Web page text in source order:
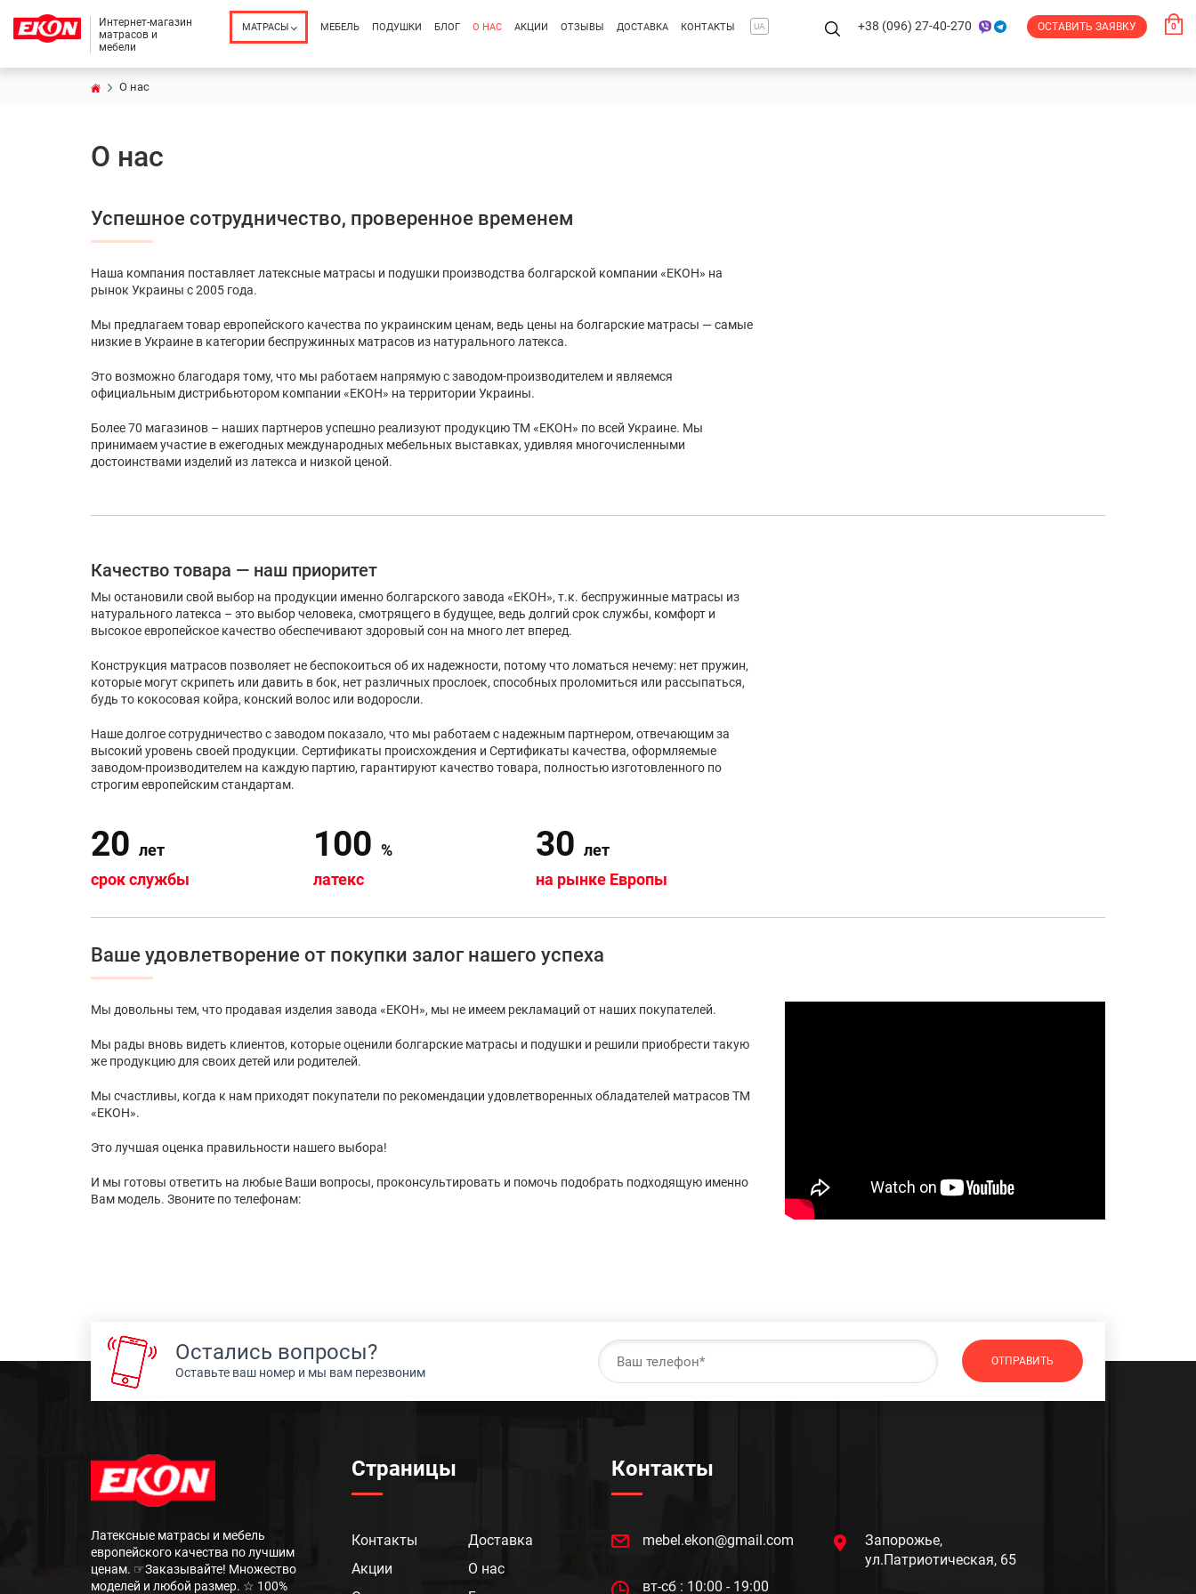
Интернет-магазин
матрасов и
мебели
МАТРАСЫ МЕБЕЛЬ ПОДУШКИ БЛОГ О НАС АКЦИИ ОТЗЫВЫ ДОСТАВКА КОНТАКТЫ UA +38 (096) 27-40-270 ОСТАВИТЬ ЗАЯВКУ 0
О нас
О нас
Успешное сотрудничество, проверенное временем
Наша компания поставляет латексные матрасы и подушки производства болгарской компании «ЕКОН» на
рынок Украины с 2005 года.
Мы предлагаем товар европейского качества по украинским ценам, ведь цены на болгарские матрасы — самые
низкие в Украине в категории беспружинных матрасов из натурального латекса.
Это возможно благодаря тому, что мы работаем напрямую с заводом-производителем и являемся
официальным дистрибьютором компании «ЕКОН» на территории Украины.
Более 70 магазинов – наших партнеров успешно реализуют продукцию ТМ «ЕКОН» по всей Украине. Мы
принимаем участие в ежегодных международных мебельных выставках, удивляя многочисленными
достоинствами изделий из латекса и низкой ценой.
Качество товара — наш приоритет
Мы остановили свой выбор на продукции именно болгарского завода «ЕКОН», т.к. беспружинные матрасы из
натурального латекса – это выбор человека, смотрящего в будущее, ведь долгий срок службы, комфорт и
высокое европейское качество обеспечивают здоровый сон на много лет вперед.
Конструкция матрасов позволяет не беспокоиться об их надежности, потому что ломаться нечему: нет пружин,
которые могут скрипеть или давить в бок, нет различных прослоек, способных проломиться или рассыпаться,
будь то кокосовая койра, конский волос или водоросли.
Наше долгое сотрудничество с заводом показало, что мы работаем с надежным партнером, отвечающим за
высокий уровень своей продукции. Сертификаты происхождения и Сертификаты качества, оформляемые
заводом-производителем на каждую партию, гарантируют качество товара, полностью изготовленного по
строгим европейским стандартам.
20 лет
срок службы
100 %
латекс
30 лет
на рынке Европы
Ваше удовлетворение от покупки залог нашего успеха
Мы довольны тем, что продавая изделия завода «ЕКОН», мы не имеем рекламаций от наших покупателей.
Мы рады вновь видеть клиентов, которые оценили болгарские матрасы и подушки и решили приобрести такую
же продукцию для своих детей или родителей.
Мы счастливы, когда к нам приходят покупатели по рекомендации удовлетворенных обладателей матрасов ТМ
«ЕКОН».
Это лучшая оценка правильности нашего выбора!
И мы готовы ответить на любые Ваши вопросы, проконсультировать и помочь подобрать подходящую именно
Вам модель. Звоните по телефонам:
Остались вопросы?
Оставьте ваш номер и мы вам перезвоним
Латексные матрасы и мебель
европейского качества по лучшим
ценам. ☞Заказывайте! Множество
моделей и любой размер. ☆ 100%
Страницы
Контакты
Доставка
Акции
О нас
Контакты
mebel.ekon@gmail.com
вт-сб : 10:00 - 19:00
Запорожье,
ул.Патриотическая, 65